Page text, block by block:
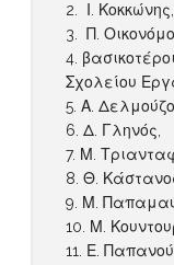
Ι. Κοκκώνης,
Π.
Σχολείου
Α.
Δ. Γληνός,
Μ.
Θ.
Μ.
Μ.
Ε.